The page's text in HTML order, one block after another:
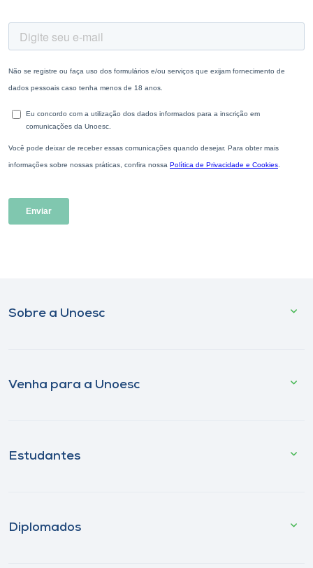
Sobre a Unoesc
Venha para a Unoesc
Estudantes
Diplomados